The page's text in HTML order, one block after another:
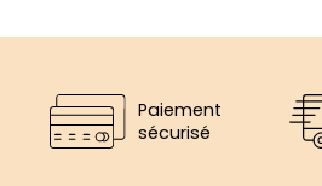
Paiement
sécurisé